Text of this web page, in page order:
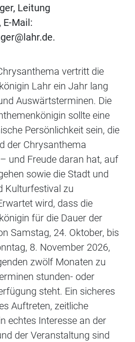
Leitung
Mail:
vertritt die
Lahr ein Jahr lang
Auswärtsterminen. Die
sollte eine
Persönlichkeit sein, die
der Chrysanthema
und Freude daran hat, auf
sowie die Stadt und
Kulturfestival zu
wird, dass die
für die Dauer der
Samstag, 24. Oktober, bis
8. November 2026,
zwölf Monaten zu
stunden- oder
steht. Ein sicheres
Auftreten, zeitliche
echtes Interesse an der
der Veranstaltung sind